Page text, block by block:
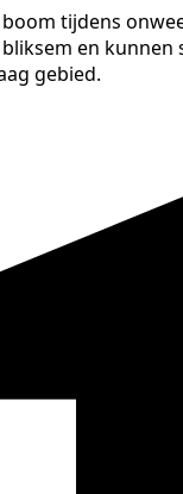
tijdens
en kunnen
gebied.